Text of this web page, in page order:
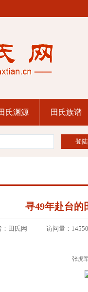
氏渊源 田氏族谱
寻49年赴台的
：田氏网 访问量：
张虎